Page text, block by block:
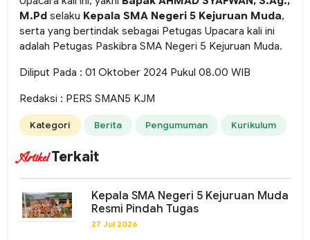
M.Pd selaku Kepala SMA Negeri 5 Kejuruan Muda,
serta yang bertindak sebagai Petugas Upacara kali ini
adalah Petugas Paskibra SMA Negeri 5 Kejuruan Muda.
Diliput Pada : 01 Oktober 2024 Pukul 08.00 WIB
Redaksi : PERS SMAN5 KJM
Kategori Berita Pengumuman Kurikulum
ArtikelTerkait
Kepala SMA Negeri 5 Kejuruan Muda
Resmi Pindah Tugas
27 Jul 2026